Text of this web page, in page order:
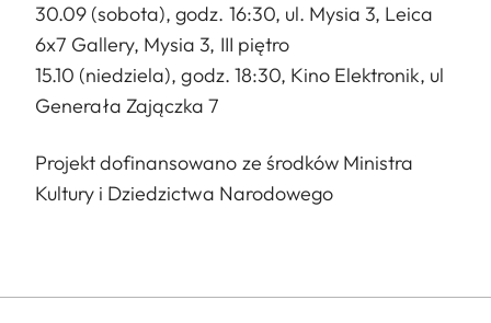
30.09 (sobota), godz. 16:30, ul. Mysia 3, Leica
6x7 Gallery, Mysia 3, III piętro
15.10 (niedziela), godz. 18:30, Kino Elektronik, ul
Generała Zajączka 7
Projekt dofinansowano ze środków Ministra
Kultury i Dziedzictwa Narodowego